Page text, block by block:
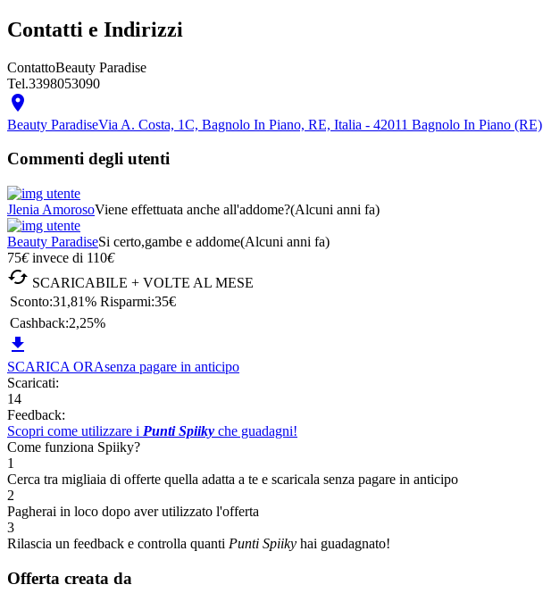
Contatti e Indirizzi
ContattoBeauty Paradise
Tel.3398053090

Beauty ParadiseVia A. Costa, 1C, Bagnolo In Piano, RE, Italia - 42011 Bagnolo In Piano (RE)
Commenti degli utenti
Jlenia AmorosoViene effettuata anche all'addome?(Alcuni anni fa)
Beauty ParadiseSi certo,gambe e addome(Alcuni anni fa)
75€ invece di 110€
 SCARICABILE + VOLTE AL MESE
Sconto:31,81% Risparmi:35€
Cashback:2,25%

SCARICA ORAsenza pagare in anticipo
Scaricati:
14
Feedback:
Scopri come utilizzare i Punti Spiiky che guadagni!
Come funziona Spiiky?
1
Cerca tra migliaia di offerte quella adatta a te e scaricala senza pagare in anticipo
2
Pagherai in loco dopo aver utilizzato l'offerta
3
Rilascia un feedback e controlla quanti Punti Spiiky hai guadagnato!
Offerta creata da